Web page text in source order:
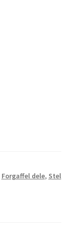
Forgaffel dele, Stel